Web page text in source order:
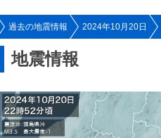
過去の地震情報 2024年10月20日
地震情報